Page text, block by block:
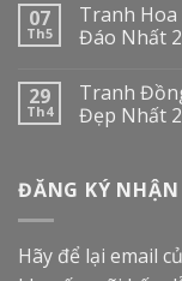
07
Th5
Tranh
Đáo Nhất
29
Th4
Tranh
Đẹp Nhất
ĐĂNG KÝ
Hãy để lại email